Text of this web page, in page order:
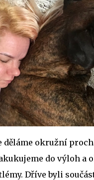
děláme okružní
do výloh a
Dříve byli